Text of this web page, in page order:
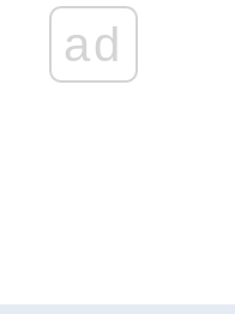
ad